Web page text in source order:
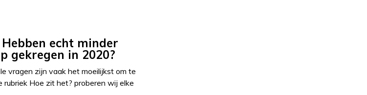
echt minder
gekregen in 2020?
vragen zijn vaak het moeilijkst om te
rubriek Hoe zit het? proberen wij elke